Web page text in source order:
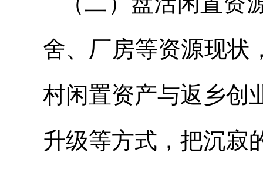
舍、厂房等资源现状
村闲置资产与返乡创
升级等方式，把沉寂